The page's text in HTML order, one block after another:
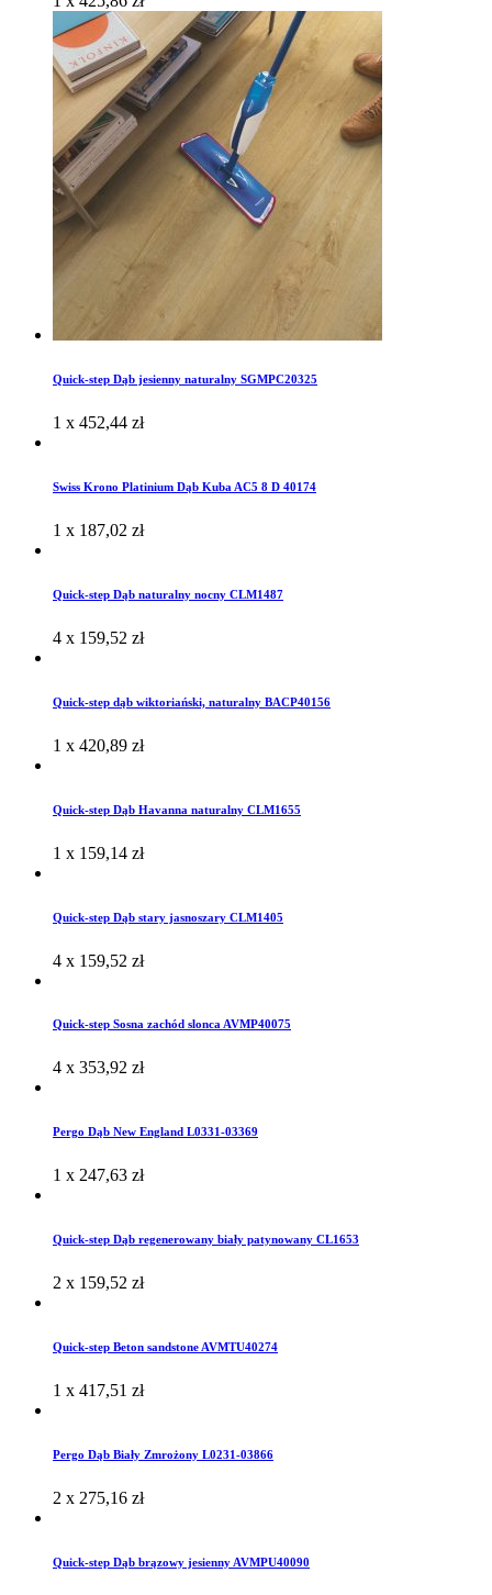
Quick-step Dąb jesienny naturalny SGMPC20325
1 x 452,44 zł
Swiss Krono Platinium Dąb Kuba AC5 8 D 40174
1 x 187,02 zł
Quick-step Dąb naturalny nocny CLM1487
4 x 159,52 zł
Quick-step dąb wiktoriański, naturalny BACP40156
1 x 420,89 zł
Quick-step Dąb Havanna naturalny CLM1655
1 x 159,14 zł
Quick-step Dąb stary jasnoszary CLM1405
4 x 159,52 zł
Quick-step Sosna zachód slonca AVMP40075
4 x 353,92 zł
Pergo Dąb New England L0331-03369
1 x 247,63 zł
Quick-step Dąb regenerowany biały patynowany CL1653
2 x 159,52 zł
Quick-step Beton sandstone AVMTU40274
1 x 417,51 zł
Pergo Dąb Biały Zmrożony L0231-03866
2 x 275,16 zł
Quick-step Dąb brązowy jesienny AVMPU40090